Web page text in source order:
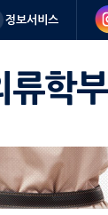
정보서비스
류학부